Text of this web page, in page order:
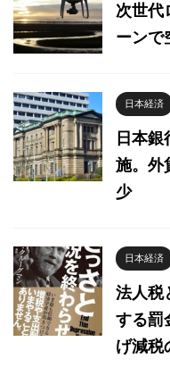
次世代
ーンで
日本経済
日本
施。外
少
日本経済
法人税
する罰
げ減税